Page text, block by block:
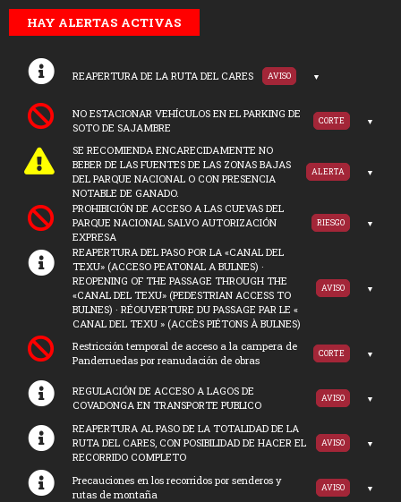
HAY ALERTAS ACTIVAS
REAPERTURA DE LA RUTA DEL CARES AVISO
NO ESTACIONAR VEHÍCULOS EN EL PARKING DE
SOTO DE SAJAMBRE
CORTE
SE RECOMIENDA ENCARECIDAMENTE NO
BEBER DE LAS FUENTES DE LAS ZONAS BAJAS
DEL PARQUE NACIONAL O CON PRESENCIA
NOTABLE DE GANADO.
ALERTA
PROHIBICIÓN DE ACCESO A LAS CUEVAS DEL
PARQUE NACIONAL SALVO AUTORIZACIÓN
EXPRESA
RIESGO
REAPERTURA DEL PASO POR LA «CANAL DEL
TEXU» (ACCESO PEATONAL A BULNES) ·
REOPENING OF THE PASSAGE THROUGH THE
«CANAL DEL TEXU» (PEDESTRIAN ACCESS TO
BULNES) · RÉOUVERTURE DU PASSAGE PAR LE «
CANAL DEL TEXU » (ACCÈS PIÉTONS À BULNES)
AVISO
Restricción temporal de acceso a la campera de
Panderruedas por reanudación de obras
CORTE
REGULACIÓN DE ACCESO A LAGOS DE
COVADONGA EN TRANSPORTE PUBLICO
AVISO
REAPERTURA AL PASO DE LA TOTALIDAD DE LA
RUTA DEL CARES, CON POSIBILIDAD DE HACER EL
RECORRIDO COMPLETO
AVISO
Precauciones en los recorridos por senderos y
rutas de montaña
AVISO